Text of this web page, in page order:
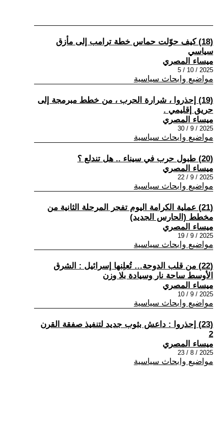
(18) كيف حوّلت حماس خطة ترامب إلى مأزق
سياسي
ميساء المصري
2025 / 10 / 5
مواضيع وابحاث سياسية
(19) إحذروا ، شرارة الحرب ، من خطط مبرمجة إلى
حريق إقليمي .
ميساء المصري
2025 / 9 / 30
مواضيع وابحاث سياسية
(20) طبول حرب في سيناء .. هل تندلع ؟
ميساء المصري
2025 / 9 / 22
مواضيع وابحاث سياسية
(21) عملية الكرامة اليوم تفجر المرحلة الثانية من
مخطط (الحارس الجديد)
ميساء المصري
2025 / 9 / 19
مواضيع وابحاث سياسية
(22) من قلب الدوحة… تُعلِنها إسرائيل : الشرق
الأوسط ساحة نار وسيادة بلا وزن
ميساء المصري
2025 / 9 / 10
مواضيع وابحاث سياسية
(23) إحذروا : داعش بثوب جديد لتنفيذ صفقة القرن
2
ميساء المصري
2025 / 8 / 23
مواضيع وابحاث سياسية